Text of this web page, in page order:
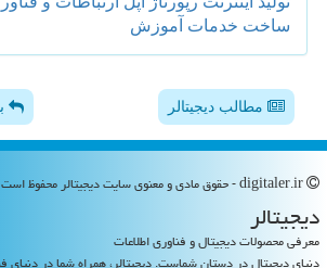
ساخت خدمات آموزش
مطالب دیجیتالر
دیجیتالر
معرفی محصولات دیجیتال و فناوری اطلاعات
دنیای دیجیتال در دستان شماست. دیجیتالر، همراه شما در دنیای